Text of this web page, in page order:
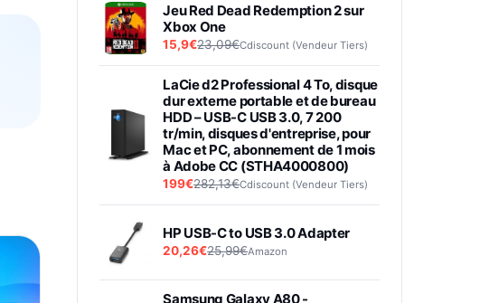
Jeu Red Dead Redemption 2 sur
Xbox One
15,9€23,09€Cdiscount (Vendeur Tiers)
LaCie d2 Professional 4 To, disque
dur externe portable et de bureau
HDD – USB-C USB 3.0, 7 200
tr/min, disques d'entreprise, pour
Mac et PC, abonnement de 1 mois
à Adobe CC (STHA4000800)
199€282,13€Cdiscount (Vendeur Tiers)
HP USB-C to USB 3.0 Adapter
20,26€25,99€Amazon
Samsung Galaxy A80 -